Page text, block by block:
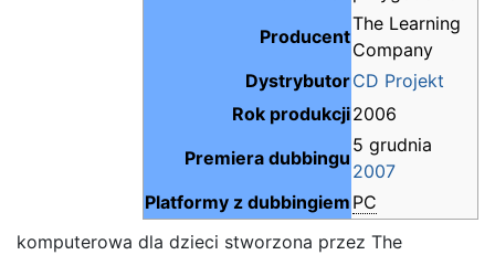
Producent
The Learning
Company
DystrybutorCD Projekt
Rok produkcji2006
Premiera dubbingu
5 grudnia
2007
Platformy z dubbingiem PC
komputerowa dla dzieci stworzona przez The